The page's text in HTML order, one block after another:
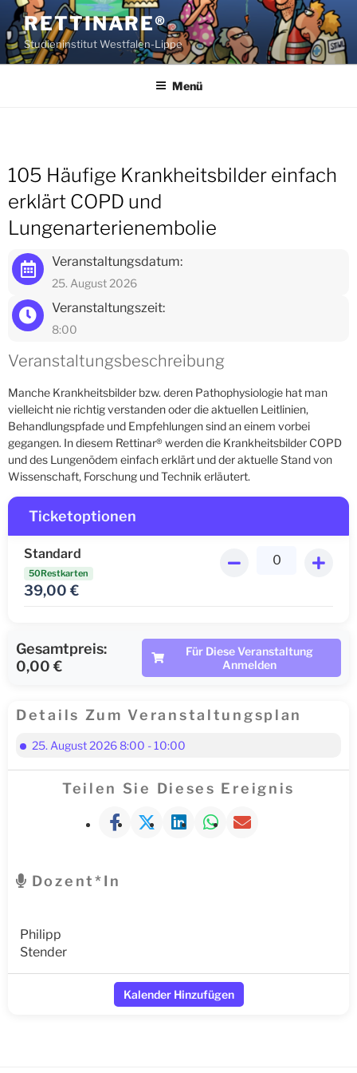
Zum
Inhalt
springen
RETTINARE®
Studieninstitut Westfalen-Lippe
Menü
105 Häufige Krankheitsbilder einfach
erklärt COPD und
Lungenarterienembolie
Veranstaltungsdatum:
25. August 2026
Veranstaltungszeit:
8:00
Veranstaltungsbeschreibung
Manche Krankheitsbilder bzw. deren Pathophysiologie hat man
vielleicht nie richtig verstanden oder die aktuellen Leitlinien,
Behandlungspfade und Empfehlungen sind an einem vorbei
gegangen. In diesem Rettinar® werden die Krankheitsbilder COPD
und des Lungenödem einfach erklärt und der aktuelle Stand von
Wissenschaft, Forschung und Technik erläutert.
Ticketoptionen
Standard
50Restkarten
39,00 €
Gesamtpreis:
0,00 €
Für Diese Veranstaltung
Anmelden
Details Zum Veranstaltungsplan
25. August 2026 8:00 - 10:00
Teilen Sie Dieses Ereignis
Dozent*in
Philipp
Stender
Kalender Hinzufügen